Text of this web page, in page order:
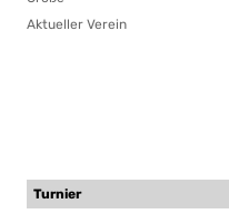
Aktueller Verein
Turnier